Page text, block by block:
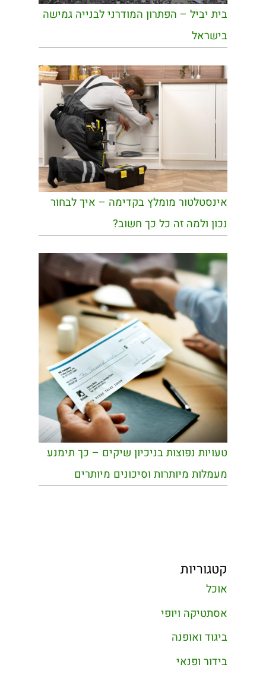
בית יביל – הפתרון המודרני לבנייה גמישה
בישראל
אינסטלטור מומלץ בקדימה – איך לבחור
נכון ולמה זה כל כך חשוב?
טעויות נפוצות בניכיון שיקים – כך תימנע
מעמלות מיותרות וסיכונים מיותרים
קטגוריות
אוכל
אסתטיקה ויופי
ביגוד ואופנה
בידור ופנאי